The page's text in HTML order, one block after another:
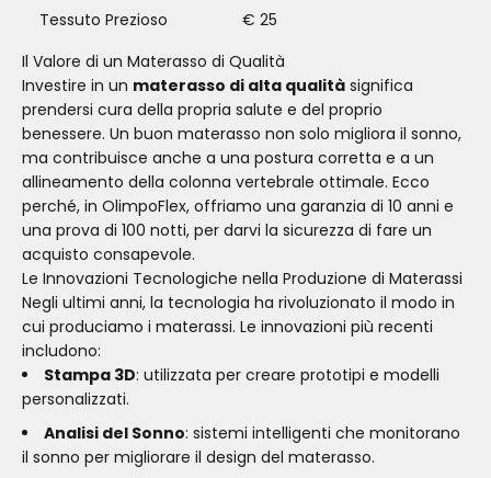
Tessuto Prezioso
€ 25
Il Valore di un Materasso di Qualità
Investire in un materasso di alta qualità significa
prendersi cura della propria salute e del proprio
benessere. Un buon materasso non solo migliora il sonno,
ma contribuisce anche a una postura corretta e a un
allineamento della colonna vertebrale ottimale. Ecco
perché, in OlimpoFlex, offriamo una garanzia di 10 anni e
una prova di 100 notti, per darvi la sicurezza di fare un
acquisto consapevole.
Le Innovazioni Tecnologiche nella Produzione di Materassi
Negli ultimi anni, la tecnologia ha rivoluzionato il modo in
cui produciamo i materassi. Le innovazioni più recenti
includono:
Stampa 3D: utilizzata per creare prototipi e modelli
personalizzati.
Analisi del Sonno: sistemi intelligenti che monitorano
il sonno per migliorare il design del materasso.